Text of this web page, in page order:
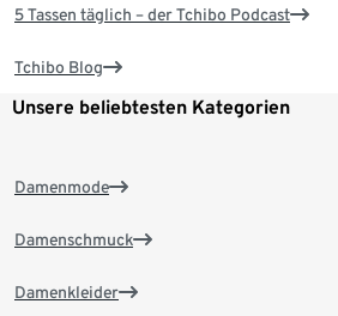
5 Tassen täglich – der Tchibo Podcast
Tchibo Blog
Unsere beliebtesten Kategorien
Damenmode
Damenschmuck
Damenkleider